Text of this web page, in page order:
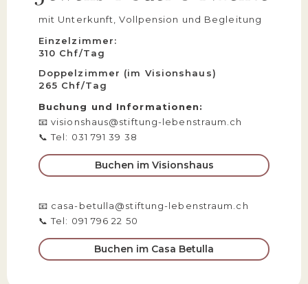
mit Unterkunft, Vollpension und Begleitung
Einzelzimmer:
310 Chf/Tag
Doppelzimmer (im Visionshaus)
265 Chf/Tag
Buchung und Informationen:
📧 visionshaus@stiftung-lebenstraum.ch
📞 Tel: 031 791 39 38
Buchen im Visionshaus
📧 casa-betulla@stiftung-lebenstraum.ch
📞 Tel: 091 796 22 50
Buchen im Casa Betulla